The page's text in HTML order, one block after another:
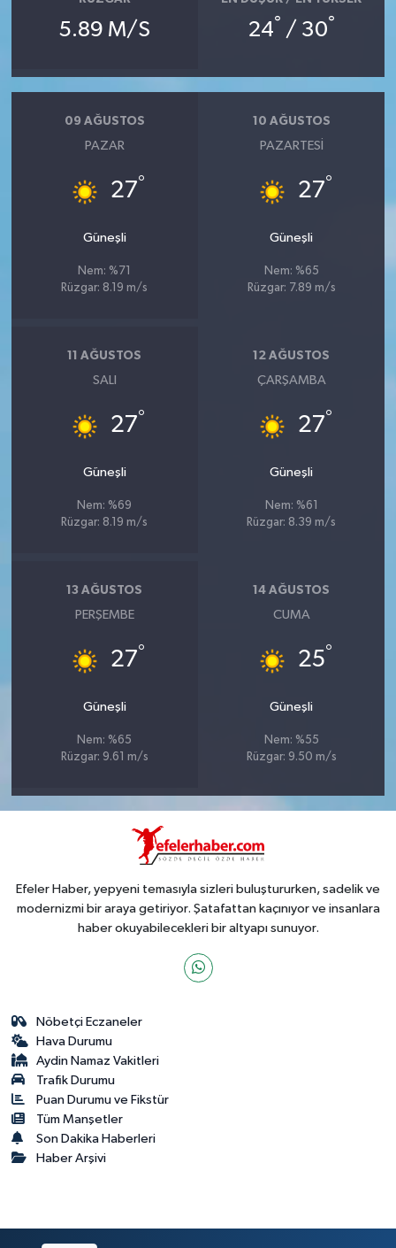
5.89 M/S 24° / 30°
09 AĞUSTOS
PAZAR
27°
Güneşli
Nem: %71
Rüzgar: 8.19 m/s
10 AĞUSTOS
PAZARTESI
27°
Güneşli
Nem: %65
Rüzgar: 7.89 m/s
11 AĞUSTOS
SALI
27°
Güneşli
Nem: %69
Rüzgar: 8.19 m/s
12 AĞUSTOS
ÇARŞAMBA
27°
Güneşli
Nem: %61
Rüzgar: 8.39 m/s
13 AĞUSTOS
PERŞEMBE
27°
Güneşli
Nem: %65
Rüzgar: 9.61 m/s
14 AĞUSTOS
CUMA
25°
Güneşli
Nem: %55
Rüzgar: 9.50 m/s
Efeler Haber, yepyeni temasıyla sizleri buluştururken, sadelik ve
modernizmi bir araya getiriyor. Şatafattan kaçınıyor ve insanlara
haber okuyabilecekleri bir altyapı sunuyor.
Nöbetçi Eczaneler
Hava Durumu
Aydin Namaz Vakitleri
Trafik Durumu
Puan Durumu ve Fikstür
Tüm Manşetler
Son Dakika Haberleri
Haber Arşivi